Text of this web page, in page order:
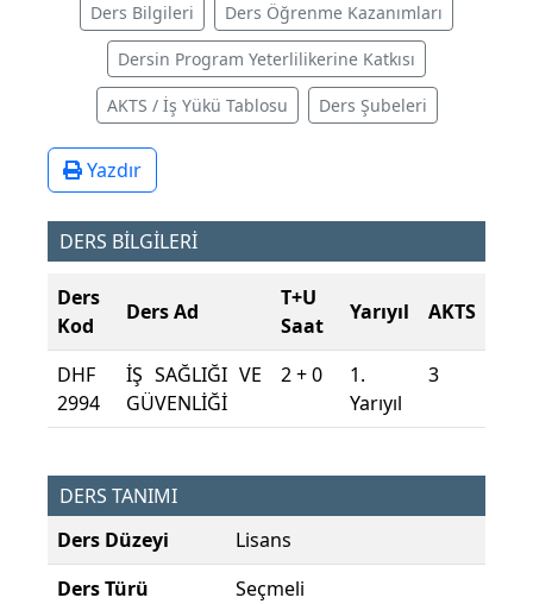
Ders Bilgileri Ders Öğrenme Kazanımları
Dersin Program Yeterlilikerine Katkısı
AKTS / İş Yükü Tablosu Ders Şubeleri
Yazdır
DERS BİLGİLERİ
Ders
Kod
Ders Ad
T+U
Saat
Yarıyıl AKTS
DHF
2994
İŞ SAĞLIĞI VE
GÜVENLİĞİ
2 + 0
1.
Yarıyıl
3
DERS TANIMI
Ders Düzeyi
Lisans
Ders Türü
Seçmeli